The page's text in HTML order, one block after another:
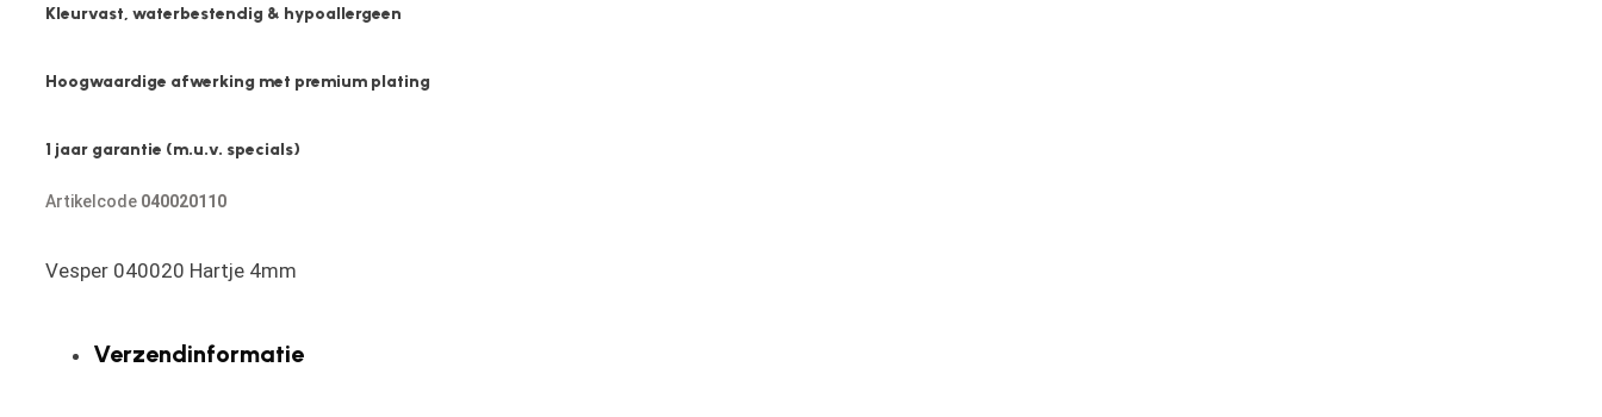
Kleurvast, waterbestendig & hypoallergeen
Hoogwaardige afwerking met premium plating
1 jaar garantie (m.u.v. specials)
Artikelcode 040020110
Vesper 040020 Hartje 4mm
Verzendinformatie